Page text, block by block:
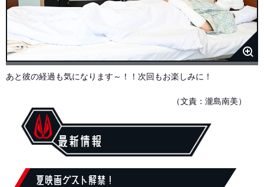
あと彼の経過も気になります～！！次回もお楽しみに！
（文責：瀧島南美）
最新情報
夏映画ゲスト解禁！